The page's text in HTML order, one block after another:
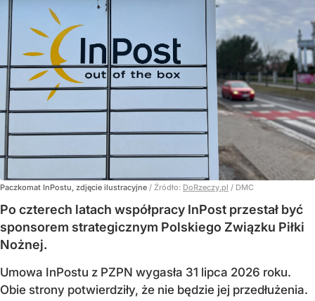
Paczkomat InPostu, zdjęcie ilustracyjne / Źródło: DoRzeczy.pl / DMC
Po czterech latach współpracy InPost przestał być
sponsorem strategicznym Polskiego Związku Piłki
Nożnej.
Umowa InPostu z PZPN wygasła 31 lipca 2026 roku.
Obie strony potwierdziły, że nie będzie jej przedłużenia.